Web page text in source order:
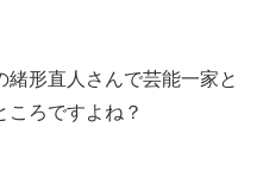
緒形直人さんで芸能一家と
ころですよね？